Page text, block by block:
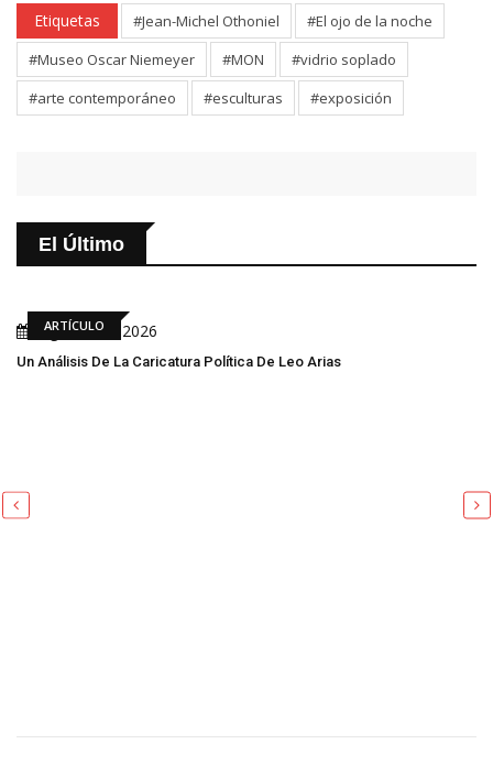
Etiquetas #Jean-Michel Othoniel
#El ojo de la noche
#Museo Oscar Niemeyer
#MON
#vidrio soplado
#arte contemporáneo
#esculturas #exposición
El Último
ARTÍCULO
Agosto 07, 2026
Un Análisis De La Caricatura Política De Leo Arias